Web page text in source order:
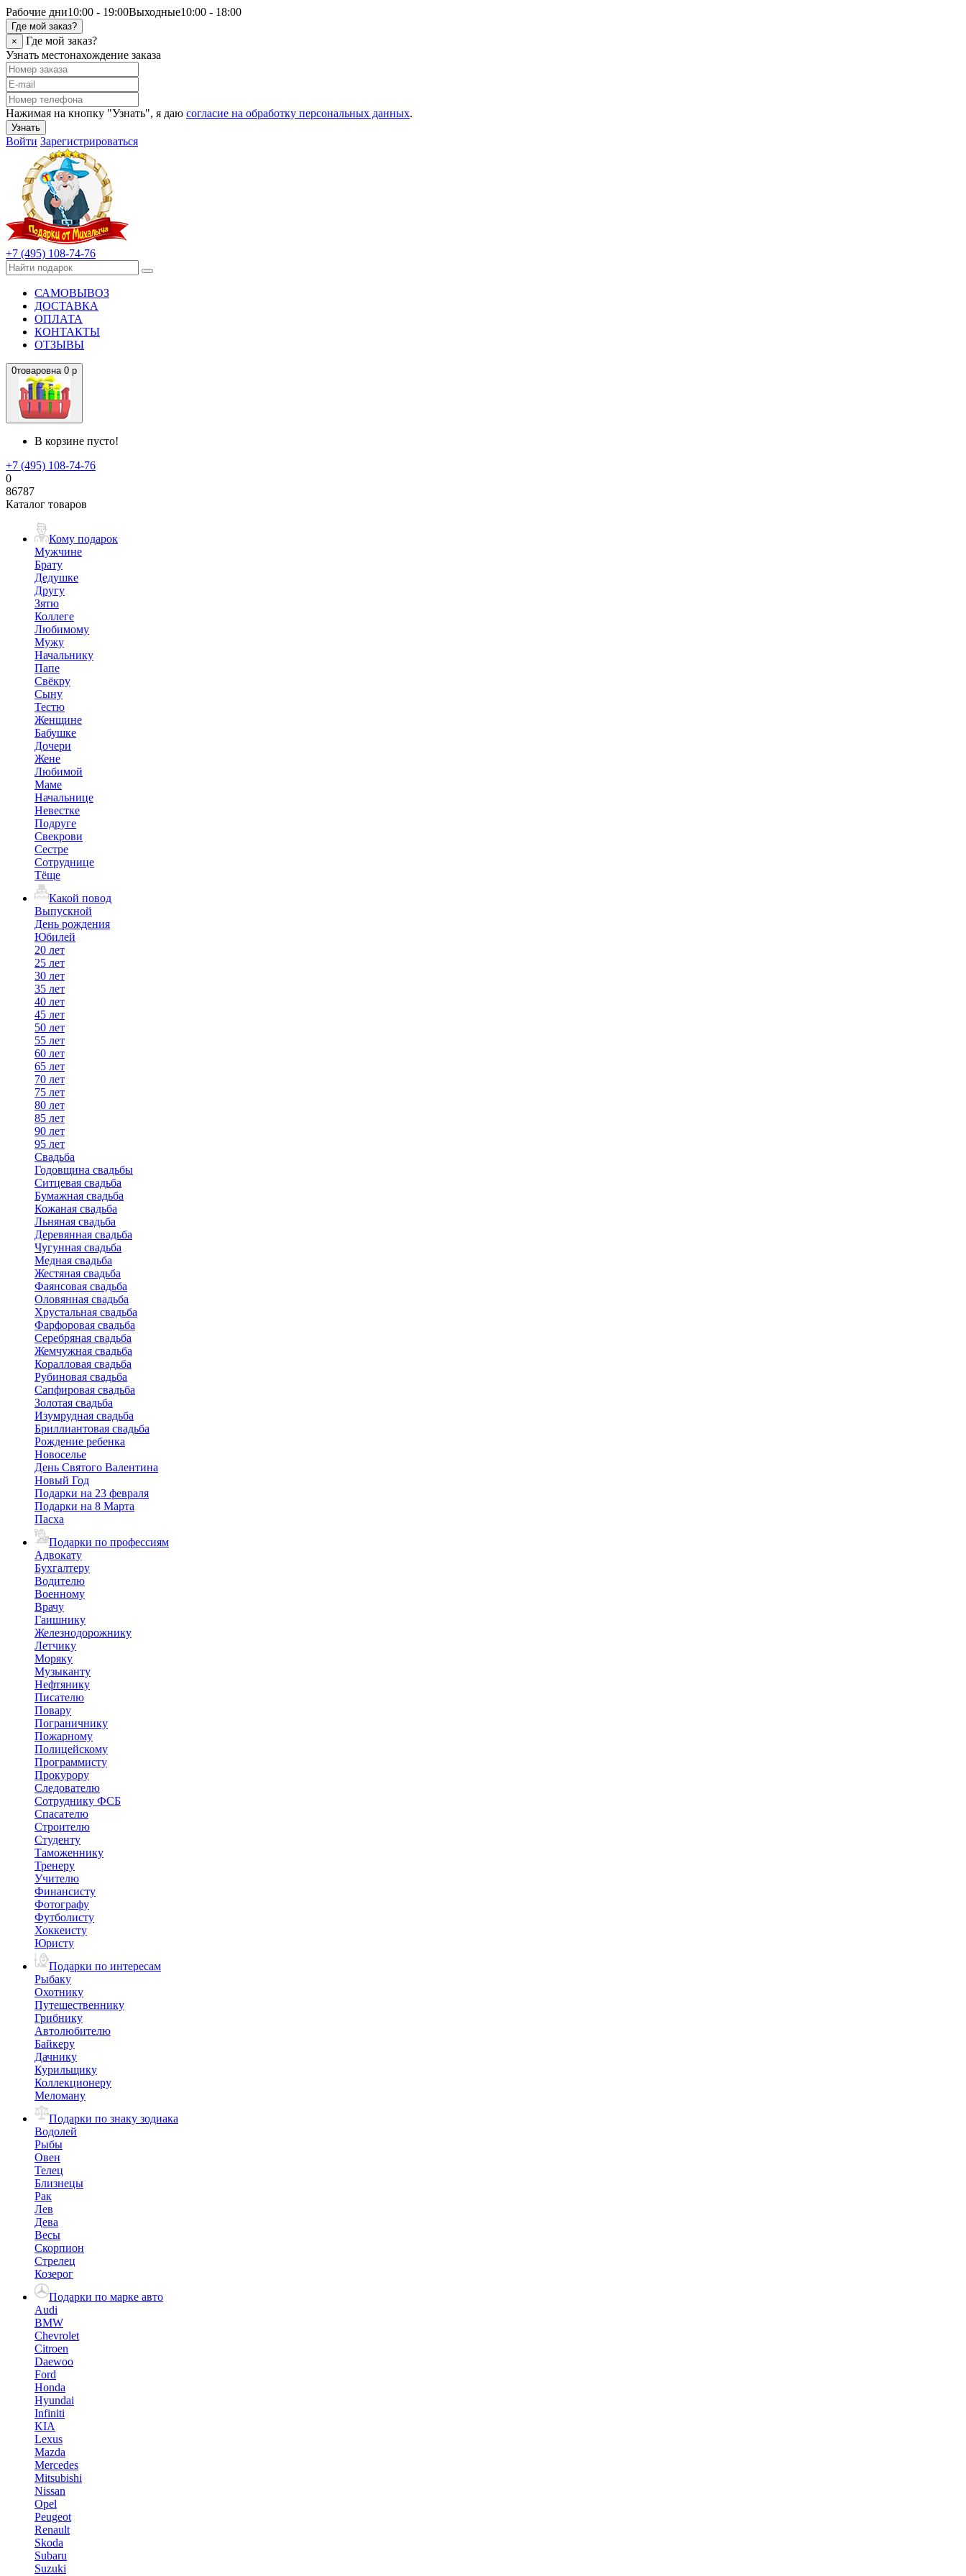
Рабочие дни10:00 - 19:00Выходные10:00 - 18:00
Где мой заказ?
×
Где мой заказ?
Узнать местонахождение заказа
Нажимая на кнопку "Узнать", я даю согласие на обработку персональных данных.
Узнать
Войти Зарегистрироваться
+7 (495) 108-74-76
САМОВЫВОЗ
ДОСТАВКА
ОПЛАТА
КОНТАКТЫ
ОТЗЫВЫ
0товаровна 0 р
В корзине пусто!
+7 (495) 108-74-76
0
86787
Каталог товаров
Кому подарок
Мужчине
Брату
Дедушке
Другу
Зятю
Коллеге
Любимому
Мужу
Начальнику
Папе
Свёкру
Сыну
Тестю
Женщине
Бабушке
Дочери
Жене
Любимой
Маме
Начальнице
Невестке
Подруге
Свекрови
Сестре
Сотруднице
Тёще
Какой повод
Выпускной
День рождения
Юбилей
20 лет
25 лет
30 лет
35 лет
40 лет
45 лет
50 лет
55 лет
60 лет
65 лет
70 лет
75 лет
80 лет
85 лет
90 лет
95 лет
Свадьба
Годовщина свадьбы
Ситцевая свадьба
Бумажная свадьба
Кожаная свадьба
Льняная свадьба
Деревянная свадьба
Чугунная свадьба
Медная свадьба
Жестяная свадьба
Фаянсовая свадьба
Оловянная свадьба
Хрустальная свадьба
Фарфоровая свадьба
Серебряная свадьба
Жемчужная свадьба
Коралловая свадьба
Рубиновая свадьба
Сапфировая свадьба
Золотая свадьба
Изумрудная свадьба
Бриллиантовая свадьба
Рождение ребенка
Новоселье
День Святого Валентина
Новый Год
Подарки на 23 февраля
Подарки на 8 Марта
Пасха
Подарки по профессиям
Адвокату
Бухгалтеру
Водителю
Военному
Врачу
Гаишнику
Железнодорожнику
Летчику
Моряку
Музыканту
Нефтянику
Писателю
Повару
Пограничнику
Пожарному
Полицейскому
Программисту
Прокурору
Следователю
Сотруднику ФСБ
Спасателю
Строителю
Студенту
Таможеннику
Тренеру
Учителю
Финансисту
Фотографу
Футболисту
Хоккеисту
Юристу
Подарки по интересам
Рыбаку
Охотнику
Путешественнику
Грибнику
Автолюбителю
Байкеру
Дачнику
Курильщику
Коллекционеру
Меломану
Подарки по знаку зодиака
Водолей
Рыбы
Овен
Телец
Близнецы
Рак
Лев
Дева
Весы
Скорпион
Стрелец
Козерог
Подарки по марке авто
Audi
BMW
Chevrolet
Citroen
Daewoo
Ford
Honda
Hyundai
Infiniti
KIA
Lexus
Mazda
Mercedes
Mitsubishi
Nissan
Opel
Peugeot
Renault
Skoda
Subaru
Suzuki